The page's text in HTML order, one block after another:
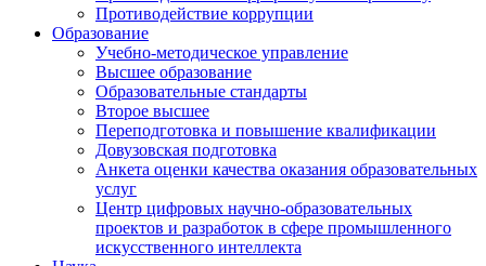
Противодействие коррупции
Образование
Учебно-методическое управление
Высшее образование
Образовательные стандарты
Второе высшее
Переподготовка и повышение квалификации
Довузовская подготовка
Анкета оценки качества оказания образовательных
услуг
Центр цифровых научно-образовательных
проектов и разработок в сфере промышленного
искусственного интеллекта